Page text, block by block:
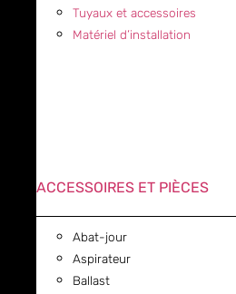
Tuyaux et accessoires
Matériel d’installation
ACCESSOIRES ET PIÈCES
Abat-jour
Aspirateur
Ballast